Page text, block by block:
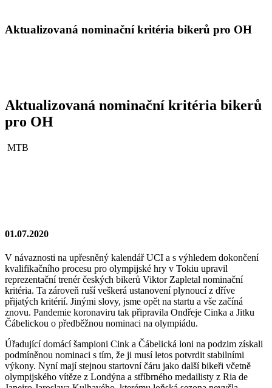
Aktualizovaná nominační kritéria bikerů pro OH
Aktualizovaná nominační kritéria bikerů
pro OH
MTB
01.07.2020
V návaznosti na upřesněný kalendář UCI a s výhledem dokončení
kvalifikačního procesu pro olympijské hry v Tokiu upravil
reprezentační trenér českých bikerů Viktor Zapletal nominační
kritéria. Ta zároveň ruší veškerá ustanovení plynoucí z dříve
přijatých kritérií. Jinými slovy, jsme opět na startu a vše začíná
znovu. Pandemie koronaviru tak připravila Ondřeje Cinka a Jitku
Čábelickou o předběžnou nominaci na olympiádu.
Úřadující domácí šampioni Cink a Čábelická loni na podzim získali
podmíněnou nominaci s tím, že ji musí letos potvrdit stabilními
výkony. Nyní mají stejnou startovní čáru jako další bikeři včetně
olympijského vítěze z Londýna a stříbrného medailisty z Ria de